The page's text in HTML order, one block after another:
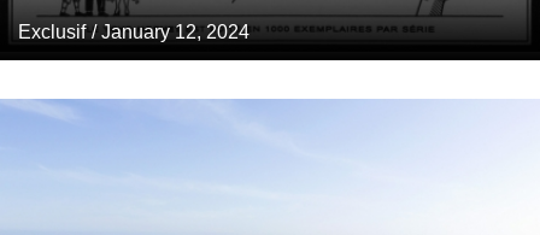
Exclusif / January 12, 2024